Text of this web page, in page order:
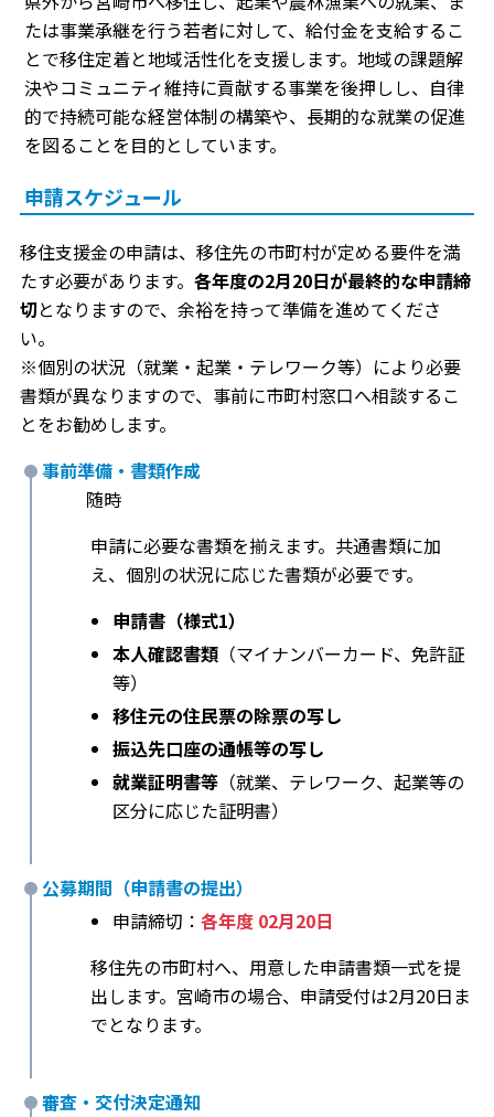
たは事業承継を行う若者に対して、給付金を支給するこ
とで移住定着と地域活性化を支援します。地域の課題解
決やコミュニティ維持に貢献する事業を後押しし、自律
的で持続可能な経営体制の構築や、長期的な就業の促進
を図ることを目的としています。
申請スケジュール
移住支援金の申請は、移住先の市町村が定める要件を満
たす必要があります。 各年度の2月20日が最終的な申請締
切となりますので、余裕を持って準備を進めてくださ
い。
※個別の状況（就業・起業・テレワーク等）により必要
書類が異なりますので、事前に市町村窓口へ相談するこ
とをお勧めします。
事前準備・書類作成
随時
申請に必要な書類を揃えます。共通書類に加
え、個別の状況に応じた書類が必要です。
申請書（様式1）
本人確認書類 （マイナンバーカード、免許証
等）
移住元の住民票の除票の写し
振込先口座の通帳等の写し
就業証明書等 （就業、テレワーク、起業等の
区分に応じた証明書）
公募期間（申請書の提出）
申請締切： 各年度 02月20日
移住先の市町村へ、用意した申請書類一式を提
出します。宮崎市の場合、申請受付は2月20日ま
でとなります。
審査・交付決定通知